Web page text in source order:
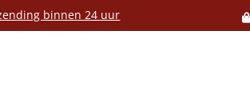
binnen 24 uur